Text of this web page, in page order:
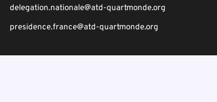
delegation.nationale@atd-quartmonde.org
presidence.france@atd-quartmonde.org